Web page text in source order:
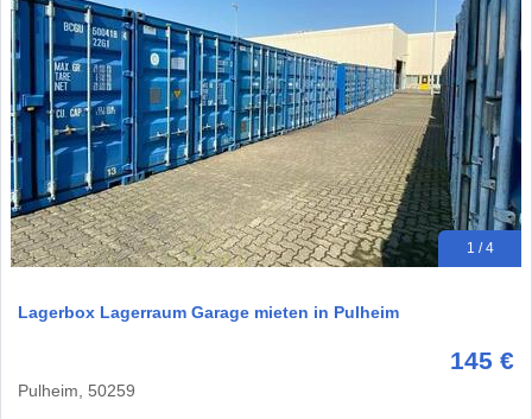
1 / 4
Lagerbox Lagerraum Garage mieten in Pulheim
145 €
Pulheim, 50259